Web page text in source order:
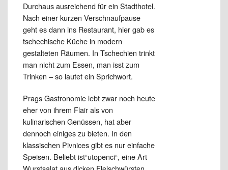
Durchaus ausreichend für ein Stadthotel.
Nach einer kurzen Verschnaufpause
geht es dann ins Restaurant, hier gab es
tschechische Küche in modern
gestalteten Räumen. In Tschechien trinkt
man nicht zum Essen, man isst zum
Trinken – so lautet ein Sprichwort.
Prags Gastronomie lebt zwar noch heute
eher von ihrem Flair als von
kulinarischen Genüssen, hat aber
dennoch einiges zu bieten. In den
klassischen Pivnices gibt es nur einfache
Speisen. Beliebt ist“utopenci“, eine Art